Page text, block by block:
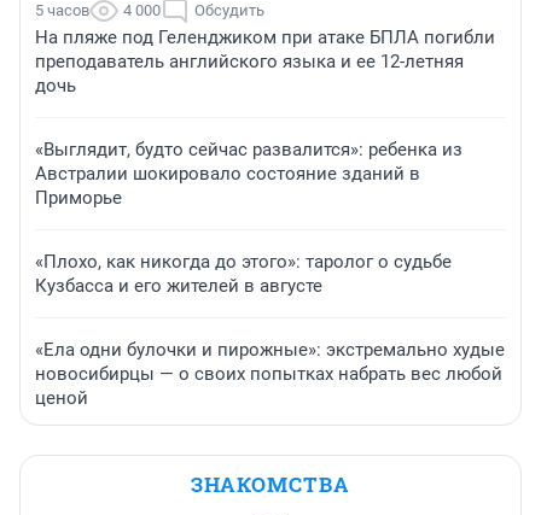
5 часов 4 000 Обсудить
На пляже под Геленджиком при атаке БПЛА погибли
преподаватель английского языка и ее 12-летняя
дочь
«Выглядит, будто сейчас развалится»: ребенка из
Австралии шокировало состояние зданий в
Приморье
«Плохо, как никогда до этого»: таролог о судьбе
Кузбасса и его жителей в августе
«Ела одни булочки и пирожные»: экстремально худые
новосибирцы — о своих попытках набрать вес любой
ценой
ЗНАКОМСТВА